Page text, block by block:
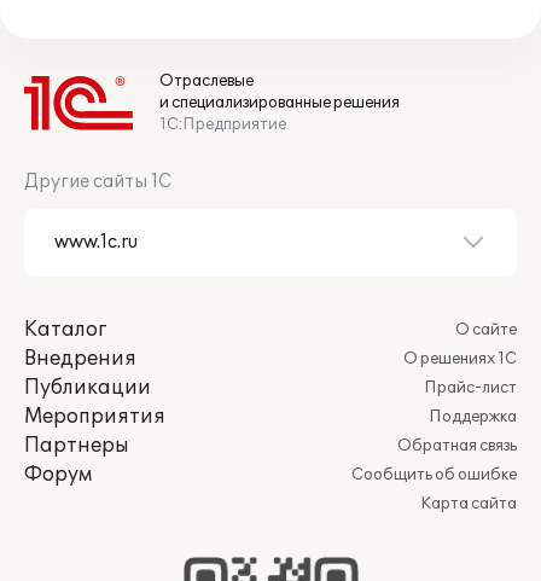
Отраслевые
и специализированные решения
1С:Предприятие
Другие сайты 1С
Каталог
Внедрения
Публикации
Мероприятия
Партнеры
Форум
О сайте
О решениях 1С
Прайс-лист
Поддержка
Обратная связь
Сообщить об ошибке
Карта сайта